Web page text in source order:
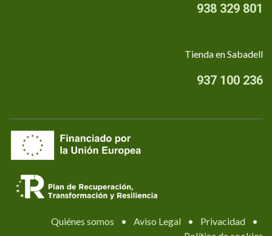
938 329 801
Tienda en Sabadell
937 100 236
Quiénes somos • Aviso Legal • Privacidad
•